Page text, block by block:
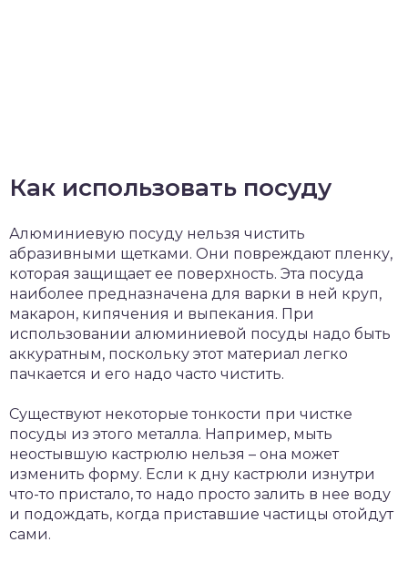
Как использовать посуду
Алюминиевую посуду нельзя чистить
абразивными щетками. Они повреждают пленку,
которая защищает ее поверхность. Эта посуда
наиболее предназначена для варки в ней круп,
макарон, кипячения и выпекания. При
использовании алюминиевой посуды надо быть
аккуратным, поскольку этот материал легко
пачкается и его надо часто чистить.
Существуют некоторые тонкости при чистке
посуды из этого металла. Например, мыть
неостывшую кастрюлю нельзя – она может
изменить форму. Если к дну кастрюли изнутри
что-то пристало, то надо просто залить в нее воду
и подождать, когда приставшие частицы отойдут
сами.